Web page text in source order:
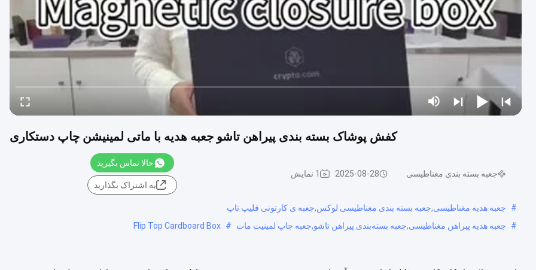
کفش پوشاک بسته بندی پیراهن تاشو جعبه هدیه با ماتی لمینیشن چاپ دستکاری
جعبه بسته بندی مغناطیسی 2025-08-28 1 نمایش
حالا تماس بگیرید
به اشتراک بگذارید
#
جعبه هدیه مغناطیسی,جعبه بسته بندی مغناطیسی لوکس,جعبه ی کارتونی فلیپ تاپ
#
جعبه هدیه پیراهن مغناطیسی,جعبه بسته‌بندی پیراهن تاشو,جعبه چاپ لمینیت مات #
Flip Top Cardboard Box